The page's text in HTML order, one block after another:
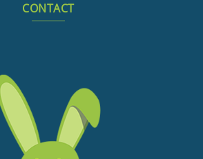
CONTACT